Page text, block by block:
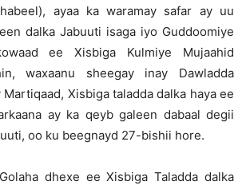
ayaa ka waramay safar ay uu
dalka Jabuuti isaga iyo Guddoomiye
ee Xisbiga Kulmiye Mujaahid
waxaanu sheegay inay Dawladda
Xisbiga taladda dalka haya ee
ay ka qeyb galeen dabaal degii
oo ku beegnayd 27-bishii hore.
dhexe ee Xisbiga Taladda dalka